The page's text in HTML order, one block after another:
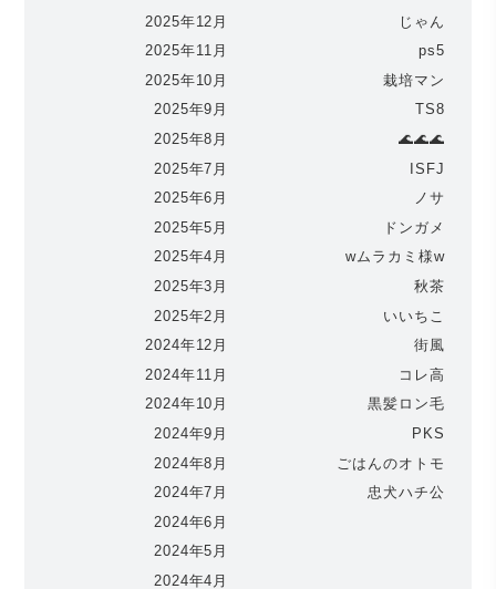
2025年12月
2025年11月
2025年10月
2025年9月
2025年8月
2025年7月
2025年6月
2025年5月
2025年4月
2025年3月
2025年2月
2024年12月
2024年11月
2024年10月
2024年9月
2024年8月
2024年7月
2024年6月
2024年5月
2024年4月
じゃん
ps5
栽培マン
TS8
🌊🌊🌊
ISFJ
ノサ
ドンガメ
wムラカミ様w
秋茶
いいちこ
街風
コレ高
黒髪ロン毛
PKS
ごはんのオトモ
忠犬ハチ公